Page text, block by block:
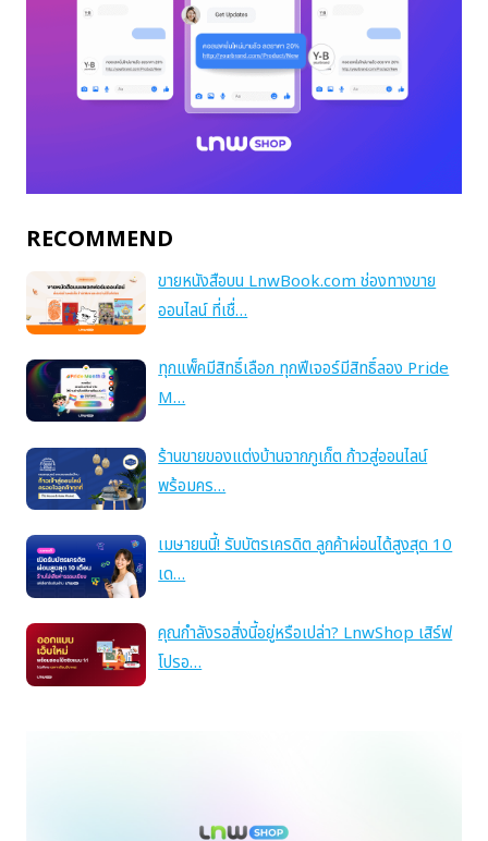
RECOMMEND
ขายหนังสือบน LnwBook.com ช่องทางขาย
ออนไลน์ ที่เชื่…
ทุกแพ็คมีสิทธิ์เลือก ทุกฟีเจอร์มีสิทธิ์ลอง Pride
M…
ร้านขายของแต่งบ้านจากภูเก็ต ก้าวสู่ออนไลน์
พร้อมคร…
เมษายนนี้! รับบัตรเครดิต ลูกค้าผ่อนได้สูงสุด 10
เด…
คุณกำลังรอสิ่งนี้อยู่หรือเปล่า? LnwShop เสิร์ฟ
โปรอ…